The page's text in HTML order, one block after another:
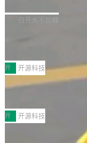
个主 agent 循环，外加一
库，并将作为transport接
MPComm将作为一种传
ENT，实现零拷贝传输性
传输性能最高提升5倍。
于自研UCL-Engine通信
持续开源更多基于UCL-
件。 腾讯网平团队在
个独立于业务线程的全局
白开水不加糖
型案例入选名单》，深信
开源 AI 编程平台 CoStrict
创新与落地成效成功入选
助力企业AI研发安全落地
经开始引入 AI Coding 工
型或企业内部部署模型提
Coding 从个人辅助工具
开 开源科技
深信服AI算力网关入选
前不久，工业和信息化
智能应用典型案例名单》
各领域的应用成果，覆盖
产品应用、支撑保障、专
开 开源科技
Jeff Dean 离开